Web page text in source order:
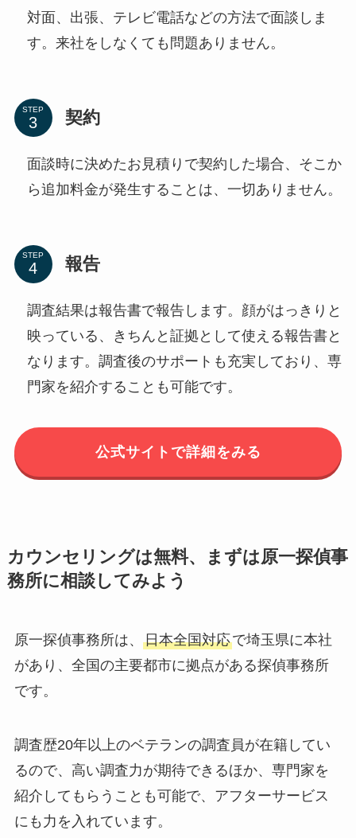
対面、出張、テレビ電話などの方法で面談しま
す。来社をしなくても問題ありません。
STEP 契約
面談時に決めたお見積りで契約した場合、そこか
ら追加料金が発生することは、一切ありません。
STEP 報告
調査結果は報告書で報告します。顔がはっきりと
映っている、きちんと証拠として使える報告書と
なります。調査後のサポートも充実しており、専
門家を紹介することも可能です。
公式サイトで詳細をみる
カウンセリングは無料、まずは原一探偵事
務所に相談してみよう
原一探偵事務所は、 日本全国対応で埼玉県に本社
があり、全国の主要都市に拠点がある探偵事務所
です。
調査歴20年以上のベテランの調査員が在籍してい
るので、高い調査力が期待できるほか、専門家を
紹介してもらうことも可能で、アフターサービス
にも力を入れています。